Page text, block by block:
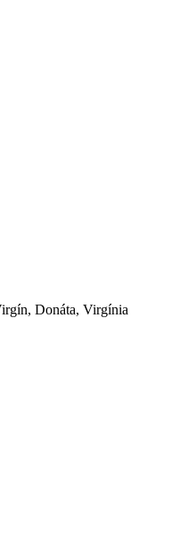
Donáta, Virgínia